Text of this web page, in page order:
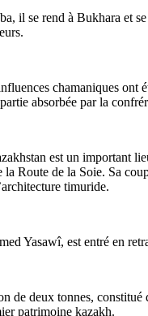
il se rend à Bukhara et
chamaniques ont
absorbée par la
est un important
la Route de la Soie. Sa
timuride.
Yasawî, est entré en
de deux tonnes,
patrimoine kazakh.